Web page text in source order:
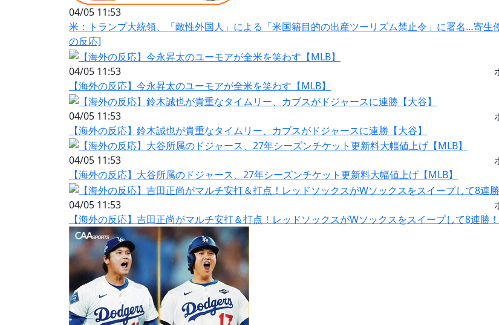
04/05 11:53
米：トランプ大統領、「敵性外国人」による「米国籍目的の出産ツーリズム禁止令」に署名…寄生
の反応]
04/05 11:53
【海外の反応】今永昇太のユーモアが全米を笑わす【MLB】
04/05 11:53
【海外の反応】鈴木誠也が貴重なタイムリー、カブスがドジャースに連勝【大谷】
04/05 11:53
【海外の反応】大谷所属のドジャース、27年シーズンチケット更新料大幅値上げ【MLB】
04/05 11:53
【海外の反応】吉田正尚がマルチ安打＆打点！レッドソックスがWソックスをスイープして8連勝！